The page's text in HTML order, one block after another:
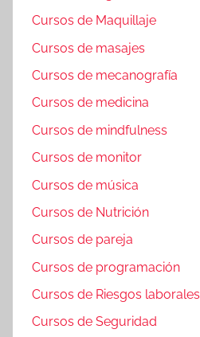
Cursos de Maquillaje
Cursos de masajes
Cursos de mecanografía
Cursos de medicina
Cursos de mindfulness
Cursos de monitor
Cursos de música
Cursos de Nutrición
Cursos de pareja
Cursos de programación
Cursos de Riesgos laborales
Cursos de Seguridad